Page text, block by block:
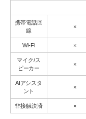
携帯電話回
線
×
Wi-Fi ×
マイク/ス
ピーカー
×
AIアシスタ
ント
×
非接触決済 ×